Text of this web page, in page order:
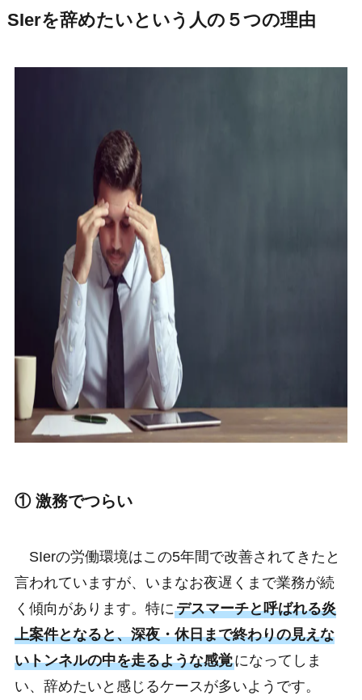
SIerを辞めたいという人の５つの理由
① 激務でつらい
SIerの労働環境はこの5年間で改善されてきたと
言われていますが、いまなお夜遅くまで業務が続
く傾向があります。特にデスマーチと呼ばれる炎
上案件となると、深夜・休日まで終わりの見えな
いトンネルの中を走るような感覚になってしま
い、辞めたいと感じるケースが多いようです。